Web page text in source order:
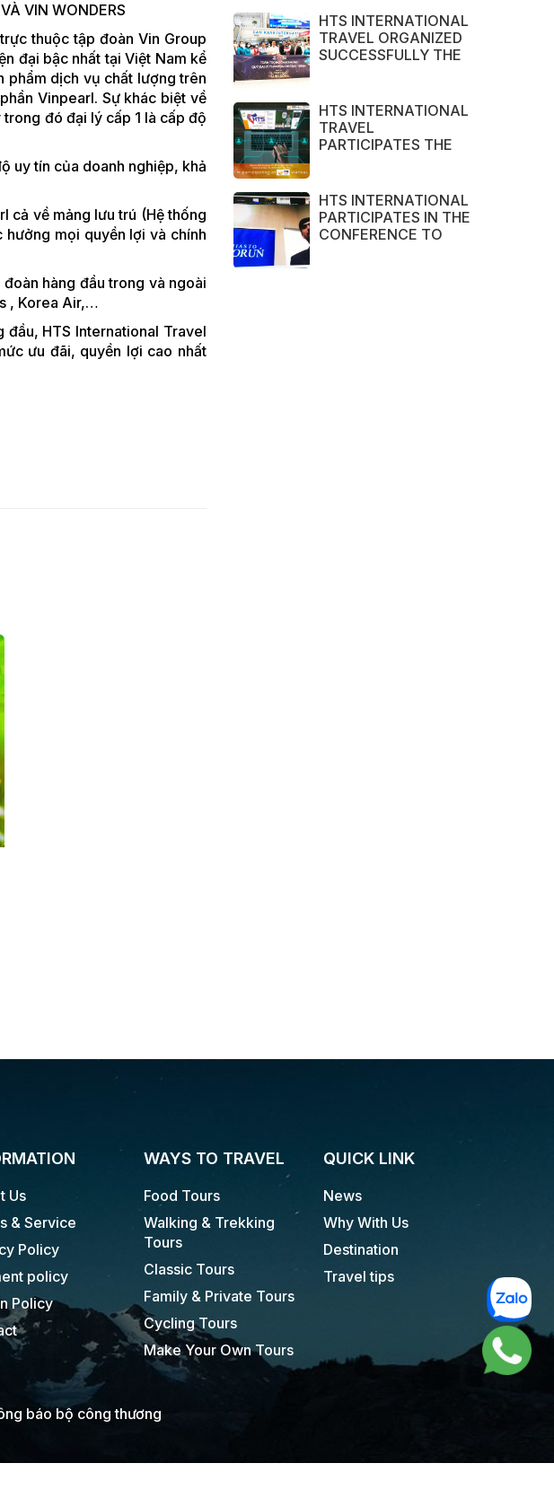
VIN WONDERS
thuộc tập đoàn Vin Group
đại bậc nhất tại Việt Nam kể
phẩm dịch vụ chất lượng trên
Vinpearl. Sự khác biệt về
đó đại lý cấp 1 là cấp độ
uy tín của doanh nghiệp, khả
cả về mảng lưu trú (Hệ thống
mọi quyền lợi và chính
hàng đầu trong và ngoài
, Korea Air,…
HTS International Travel
ưu đãi, quyền lợi cao nhất
HTS INTERNATIONAL
TRAVEL ORGANIZED
SUCCESSFULLY THE
RANH
HTS INTERNATIONAL
TRAVEL
PARTICIPATES THE
2021 – ITB ASIA,
MICE SHOW ASIA
AND TRAVEL TECH
HTS INTERNATIONAL
PARTICIPATES IN THE
CONFERENCE TO
Us
& Service
Policy
policy
Policy
WAYS TO TRAVEL
Food Tours
Walking & Trekking
Tours
Classic Tours
Family & Private Tours
Cycling Tours
Make Your Own Tours
QUICK LINK
News
Why With Us
Destination
Travel tips